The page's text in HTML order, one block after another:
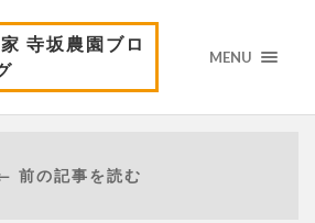
寺坂農園ブロ
MENU
前の記事を読む